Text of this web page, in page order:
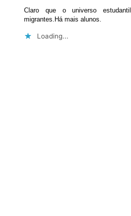
Claro que o universo
migrantes.Há mais alunos.
Loading...